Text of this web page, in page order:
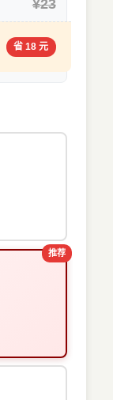
¥23
省 18 元
推荐